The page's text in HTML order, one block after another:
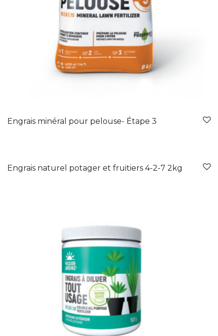
Engrais minéral pour pelouse- Étape 3
Engrais naturel potager et fruitiers 4-2-7 2kg